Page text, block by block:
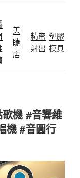
美
睫
店
精密
射出
塑膠
模具
機 #音響維
機 #音圓行